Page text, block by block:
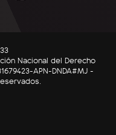
Nacional del Derecho
APN-DNDA#MJ -